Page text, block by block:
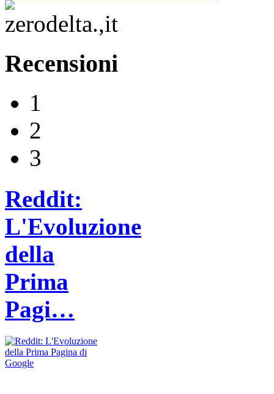
Recensioni
1
2
3
Reddit:
L'Evoluzione
della
Prima
Pagi…